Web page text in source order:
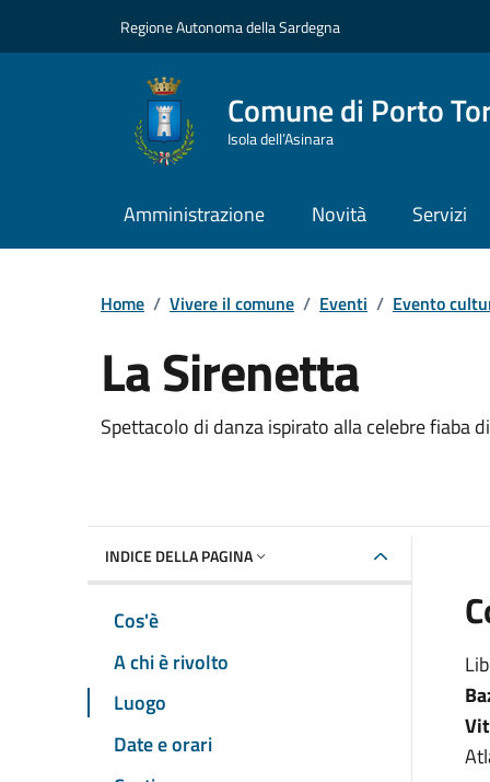
Regione Autonoma della Sardegna
Comune di Porto
Isola dell’Asinara
Amministrazione Novità Servizi
Home / Vivere il comune / Eventi / Evento
La Sirenetta
Dettaglio
Spettacolo di danza ispirato alla celebre fiaba
INDICE DELLA PAGINA
Cos'è
A chi è rivolto
Luogo
Date e orari